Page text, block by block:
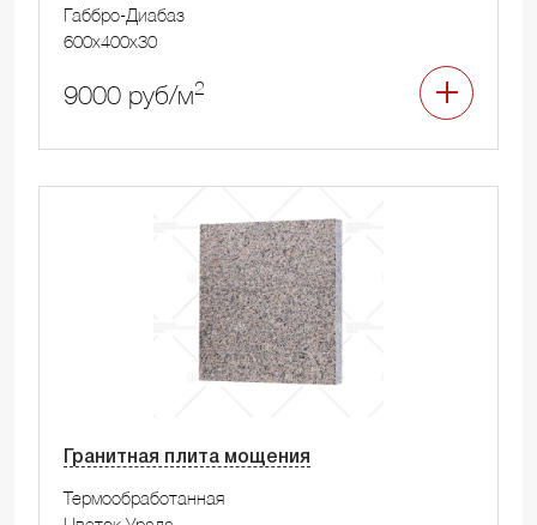
Габбро-Диабаз
600x400x30
9000 руб/м2
Гранитная плита мощения
Термообработанная